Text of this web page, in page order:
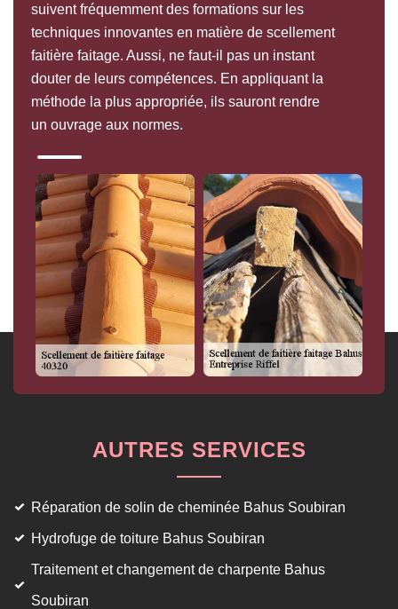
suivent fréquemment des formations sur les
techniques innovantes en matière de scellement
faitière faitage. Aussi, ne faut-il pas un instant
douter de leurs compétences. En appliquant la
méthode la plus appropriée, ils sauront rendre
un ouvrage aux normes.
AUTRES SERVICES
Réparation de solin de cheminée Bahus Soubiran
Hydrofuge de toiture Bahus Soubiran
Traitement et changement de charpente Bahus
Soubiran